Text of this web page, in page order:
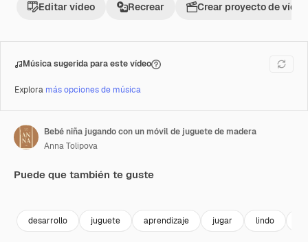
Editar vídeo Recrear Crear proyecto de vídeo
Música sugerida para este vídeo
Explora más opciones de música
Bebé niña jugando con un móvil de juguete de madera
Anna Tolipova
Puede que también te guste
desarrollo juguete aprendizaje jugar lindo